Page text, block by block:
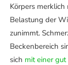
Körpers
Belastung der
zunimmt.
Beckenbereich
sich mit einer